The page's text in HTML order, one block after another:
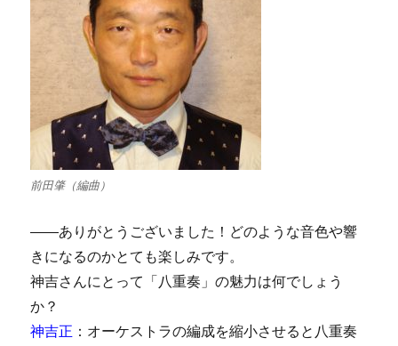
前田肇（編曲）
――ありがとうございました！どのような音色や響
きになるのかとても楽しみです。
神吉さんにとって「八重奏」の魅力は何でしょう
か？
神吉正 ：オーケストラの編成を縮小させると八重奏